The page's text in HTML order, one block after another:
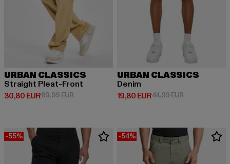
URBAN CLASSICS
Straight Pleat-Front
30,80 EUR
Derzeitiger Preis: 30,80 EUR
69,99 EURAktionspreis: 69,99 EUR
URBAN CLASSICS
Denim
19,80 EUR
Derzeitiger Preis: 19,80 EUR
44,99 EURAktionspreis:
-55% -54%